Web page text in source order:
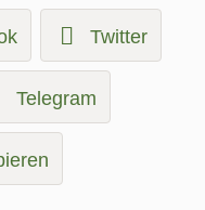
Twitter
Telegram